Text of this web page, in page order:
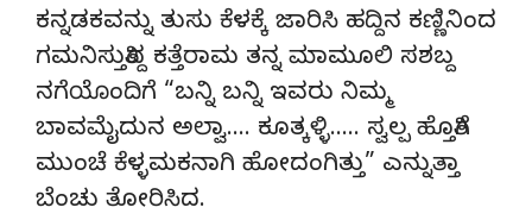
ಕನ್ನಡಕವನ್ನು ತುಸು ಕೆಳಕ್ಕೆ ಜಾರಿಸಿ ಹದ್ದಿನ ಕಣ್ಣಿನಿಂದ
ಗಮನಿಸುತ್ತಿದ್ದ ಕತ್ತೆರಾಮ ತನ್ನ ಮಾಮೂಲಿ ಸಶಬ್ದ
ನಗೆಯೊಂದಿಗೆ “ಬನ್ನಿ ಬನ್ನಿ ಇವರು ನಿಮ್ಮ
ಬಾವಮೈದುನ ಅಲ್ವಾ…. ಕೂತ್ಕಳ್ಳಿ….. ಸ್ವಲ್ಪ ಹೊತ್ತಿಗೆ
ಮುಂಚೆ ಕೆಳ್ಳಮಕನಾಗಿ ಹೋದಂಗಿತ್ತು” ಎನ್ನುತ್ತಾ
ಬೆಂಚು ತೋರಿಸಿದ.